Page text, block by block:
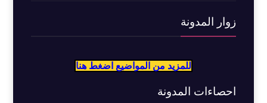
زوار المدونة
للمزيد من المواضيع اضغط هنا
احصاءات المدونة